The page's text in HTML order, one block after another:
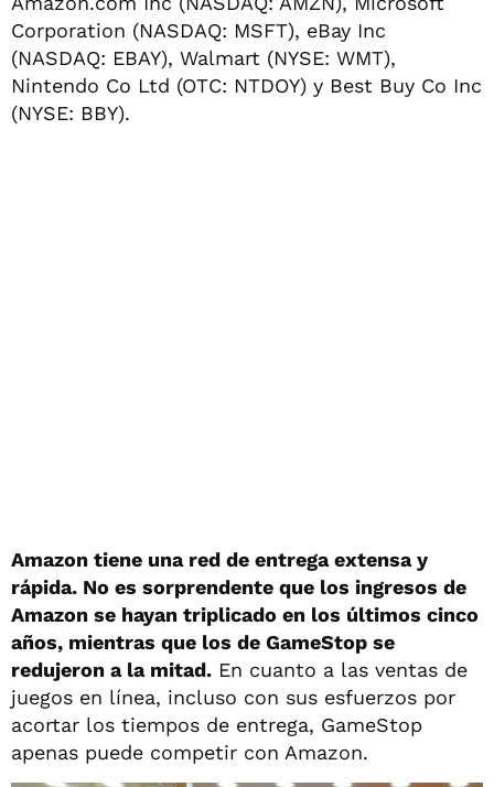
Corporation (NASDAQ: MSFT), eBay Inc
(NASDAQ: EBAY), Walmart (NYSE: WMT),
Nintendo Co Ltd (OTC: NTDOY) y Best Buy Co Inc
(NYSE: BBY).
Amazon tiene una red de entrega extensa y
rápida. No es sorprendente que los ingresos de
Amazon se hayan triplicado en los últimos cinco
años, mientras que los de GameStop se
redujeron a la mitad. En cuanto a las ventas de
juegos en línea, incluso con sus esfuerzos por
acortar los tiempos de entrega, GameStop
apenas puede competir con Amazon.